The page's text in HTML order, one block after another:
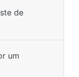
de
um